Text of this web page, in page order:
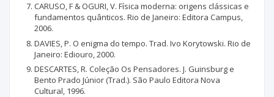
CARUSO, F & OGURI, V. Física moderna: origens clássicas e
fundamentos quânticos. Rio de Janeiro: Editora Campus,
2006.
DAVIES, P. O enigma do tempo. Trad. Ivo Korytowski. Rio de
Janeiro: Ediouro, 2000.
DESCARTES, R. Coleção Os Pensadores. J. Guinsburg e
Bento Prado Júnior (Trad.). São Paulo Editora Nova
Cultural, 1996.